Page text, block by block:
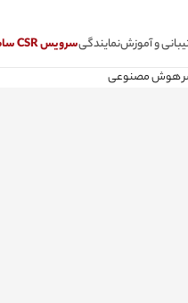
و آموزشنمایندگیسرویس CSR سامانه مودیان
هوش مصنوعی